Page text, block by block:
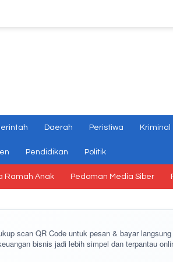
Daerah Peristiwa Kriminal
Pendidikan Politik
Ramah Anak Pedoman Media Siber
scan QR Code untuk pesan & bayar
bisnis jadi lebih simpel dan terpantau